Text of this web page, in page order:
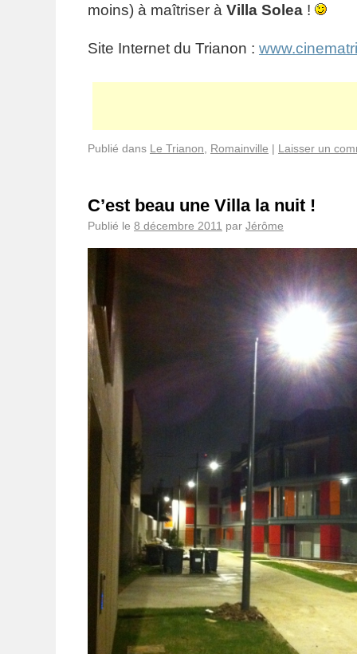
moins) à maîtriser à Villa Solea !
Site Internet du Trianon :
Publié dans Le Trianon Romainville | Laisser un
C’est beau une Villa la nuit !
Publié le 8 décembre 2011 par Jérôme